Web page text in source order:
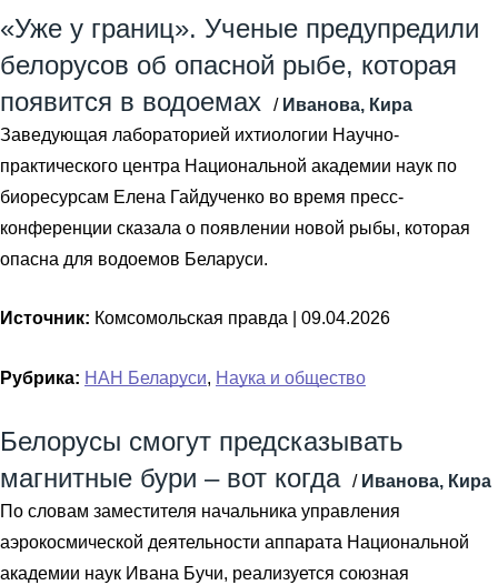
«Уже у границ». Ученые предупредили
белорусов об опасной рыбе, которая
появится в водоемах
/ Иванова, Кира
Заведующая лабораторией ихтиологии Научно-
практического центра Национальной академии наук по
биоресурсам Елена Гайдученко во время пресс-
конференции сказала о появлении новой рыбы, которая
опасна для водоемов Беларуси.
Источник: Комсомольская правда | 09.04.2026
Рубрика: НАН Беларуси, Наука и общество
Белорусы смогут предсказывать
магнитные бури – вот когда / Иванова, Кира
По словам заместителя начальника управления
аэрокосмической деятельности аппарата Национальной
академии наук Ивана Бучи, реализуется союзная